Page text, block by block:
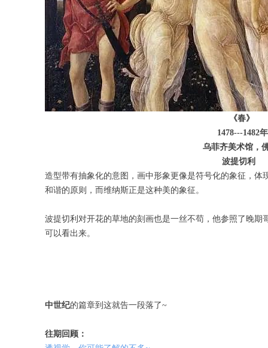
《春》
1478---1482年
乌菲齐美术馆，佛罗
波提切利
造型带有抽象化的意图，画中形象更像是符号化的象征，
和谐的原则，而维纳斯正是这种美的象征。
波提切利对开花的草地的刻画也是一丝不苟，他参照了晚
可以看出来。
中世纪的篇章到这就告一段落了~
往期回顾：